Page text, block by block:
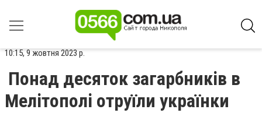
10:15, 9 жовтня 2023 р.
Понад десяток загарбників в
Мелітополі отруїли українки